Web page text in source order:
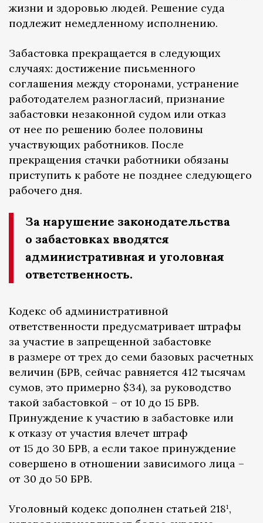
жизни и здоровью людей. Решение суда
подлежит немедленному исполнению.
Забастовка прекращается в следующих
случаях: достижение письменного
соглашения между сторонами, устранение
работодателем разногласий, признание
забастовки незаконной судом или отказ
от нее по решению более половины
участвующих работников. После
прекращения стачки работники обязаны
приступить к работе не позднее следующего
рабочего дня.
За нарушение законодательства
о забастовках вводятся
административная и уголовная
ответственность.
Кодекс об административной
ответственности предусматривает штрафы
за участие в запрещенной забастовке
в размере от трех до семи базовых расчетных
величин (БРВ, сейчас равняется 412 тысячам
сумов, это примерно $34), за руководство
такой забастовкой – от 10 до 15 БРВ.
Принуждение к участию в забастовке или
к отказу от участия влечет штраф
от 15 до 30 БРВ, а если такое принуждение
совершено в отношении зависимого лица –
от 30 до 50 БРВ.
Уголовный кодекс дополнен статьей 218¹,